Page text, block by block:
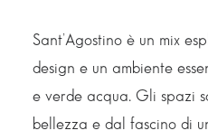
Sant’Agostino è un mix
design e un ambiente
e verde acqua. Gli spazi
bellezza e dal fascino di